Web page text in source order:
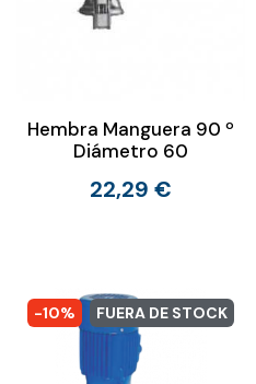
Hembra Manguera 90 º
Diámetro 60
22,29 €
-10% FUERA DE STOCK